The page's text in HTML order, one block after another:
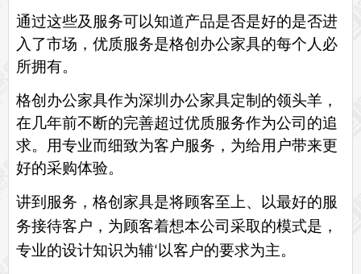
无纸化会议系统案例
办公家具案例
办公家具资讯
格创动态
走进格创家具
联系北琛深圳办公家具厂
关于北琛品牌办公家具 企业文化
在线留言
申请友情链接
通过这些及服务可以知道产品是否是好的是否进
入了市场，优质服务是格创 办公家具的每个人必
所拥有。
格创 办公家具作为深圳办公家具定制的领头羊，
在几年前不断的完善超过优质服务作为公司的追
求。用专业而细致为客户服务，为给用户带来更
好的采购体验。
讲到服务， 格创 家具是将顾客至上、以最好的服
务接待客户，为顾客着想本公司采取的模式是，
专业的设计知识为辅‘ 以客户的要求为主。